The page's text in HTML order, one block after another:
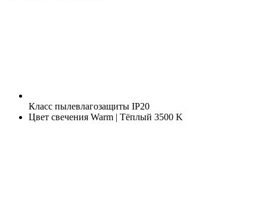
Класс пылевлагозащиты IP20
Цвет свечения Warm | Тёплый 3500 K